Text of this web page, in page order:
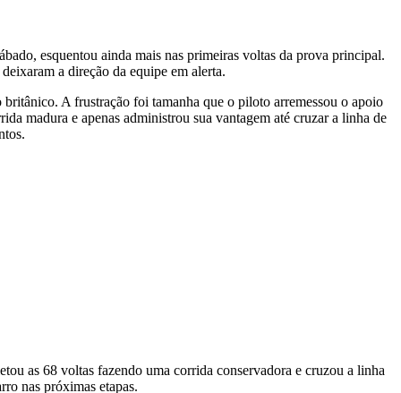
esquentou ainda mais nas primeiras voltas da prova principal.
a direção da equipe em alerta.
A frustração foi tamanha que o piloto arremessou o apoio
madura e apenas administrou sua vantagem até cruzar a linha de
as 68 voltas fazendo uma corrida conservadora e cruzou a linha
nas próximas etapas.